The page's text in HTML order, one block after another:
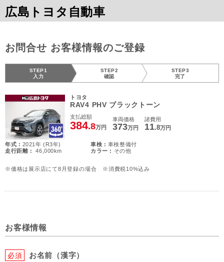
広島トヨタ自動車
お問合せ お客様情報のご登録
STEP1
入力
STEP2
確認
STEP3
完了
トヨタ
RAV4 PHV ブラックトーン
支払総額
384.8万円
車両価格
373万円
諸費用
11.8万円
年式 : 2021年 (R3年) 車検 : 車検整備付
走行距離 :
46,000km カラー : その他
※価格は展示店にて8月登録の場合 ※消費税10%込み
お客様情報
必須 お名前（漢字）